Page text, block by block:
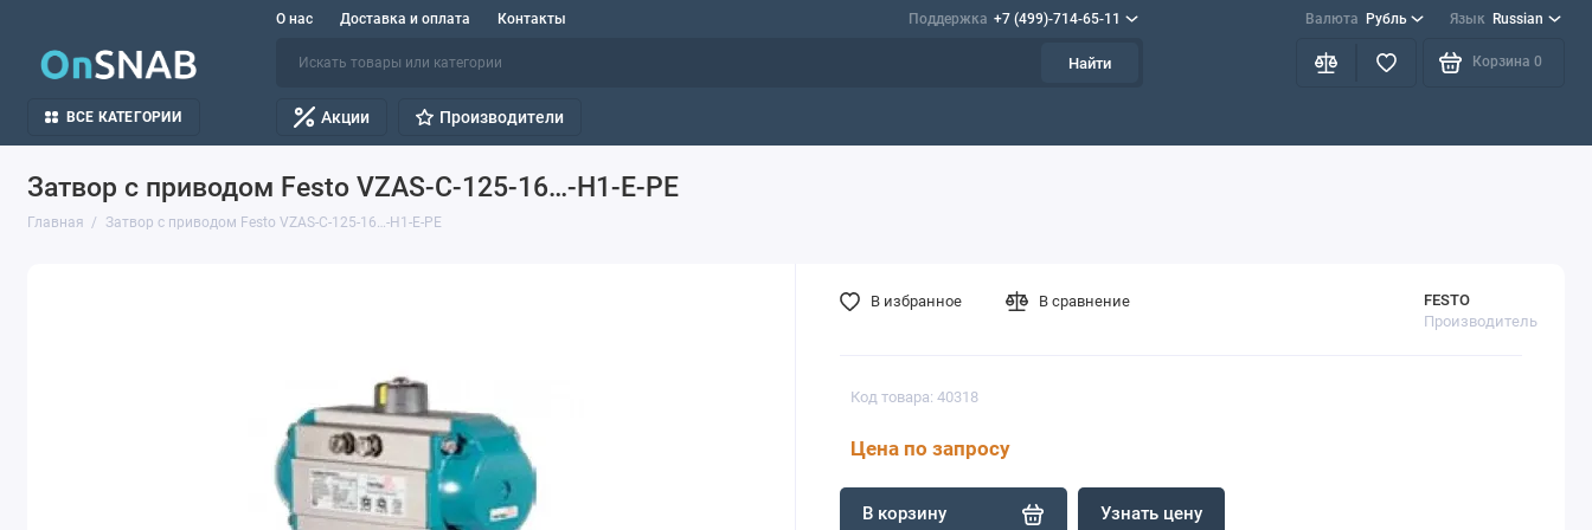
О нас Доставка и оплата Контакты Поддержка +7 (499)-714-65-11 Валюта Рубль Язык Russian
Найти Корзина 0
ВСЕ КАТЕГОРИИ Акции Производители
Затвор с приводом Festo VZAS-C-125-16…-H1-E-PE
Главная Затвор с приводом Festo VZAS-C-125-16…-H1-E-PE
Код товара: 40318
Цена по запросу
FESTO
Производитель
В корзину Узнать цену
В избранное В сравнение